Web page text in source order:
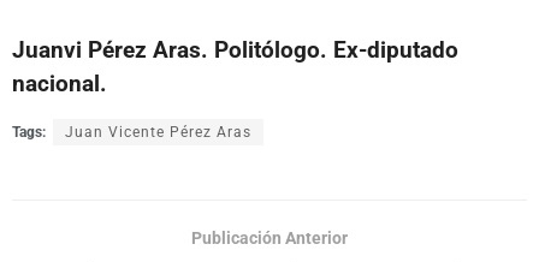
Juanvi Pérez Aras. Politólogo. Ex-diputado
nacional.
Tags: Juan Vicente Pérez Aras
Publicación Anterior